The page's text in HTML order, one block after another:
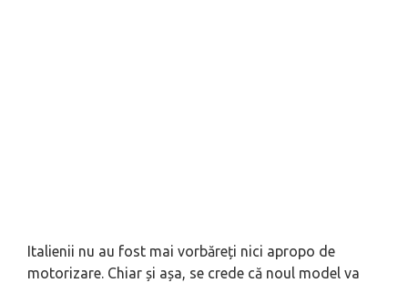
Italienii nu au fost mai vorbăreți nici apropo de
motorizare. Chiar și așa, se crede că noul model va